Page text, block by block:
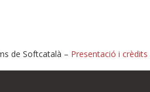
de Softcatalà – Presentació i crèdits